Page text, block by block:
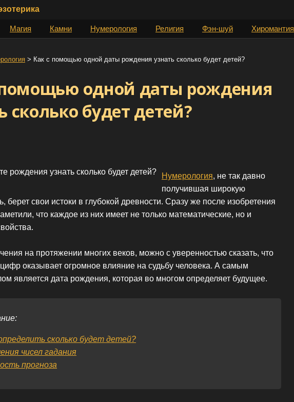
Магия Камни Нумерология Религия Фэн-шуй Хиромантия
> Как с помощью одной даты рождения узнать сколько будет детей?
одной даты рождения
сколько будет детей?
Нумерология, не так давно
получившая широкую
берет свои истоки в глубокой древности. Сразу же после изобретения
что каждое из них имеет не только математические, но и
на протяжении многих веков, можно с уверенностью сказать, что
оказывает огромное влияние на судьбу человека. А самым
является дата рождения, которая во многом определяет будущее.
сколько будет детей?
чисел гадания
прогноза